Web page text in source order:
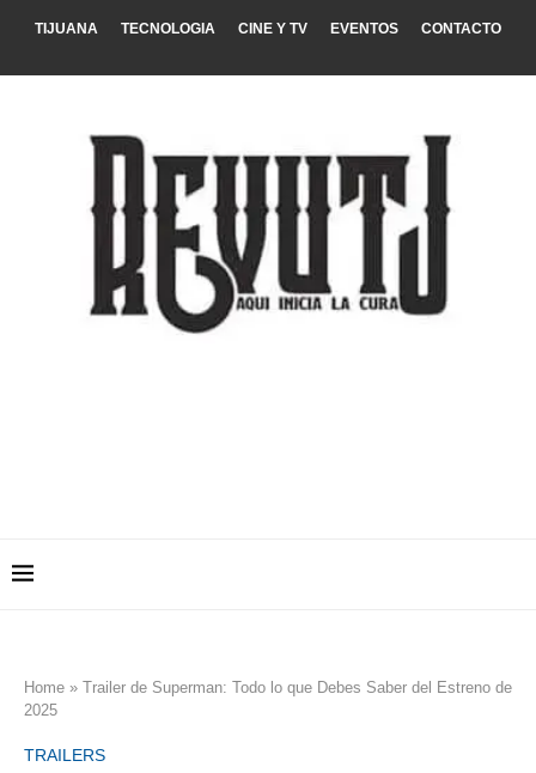
TIJUANA TECNOLOGIA CINE Y TV EVENTOS CONTACTO
Home » Trailer de Superman: Todo lo que Debes Saber del Estreno de
2025
TRAILERS